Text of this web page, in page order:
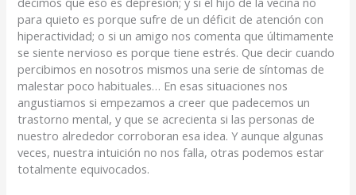
para quieto es porque sufre de un déficit de atención con
hiperactividad; o si un amigo nos comenta que últimamente
se siente nervioso es porque tiene estrés. Que decir cuando
percibimos en nosotros mismos una serie de síntomas de
malestar poco habituales… En esas situaciones nos
angustiamos si empezamos a creer que padecemos un
trastorno mental, y que se acrecienta si las personas de
nuestro alrededor corroboran esa idea. Y aunque algunas
veces, nuestra intuición no nos falla, otras podemos estar
totalmente equivocados.